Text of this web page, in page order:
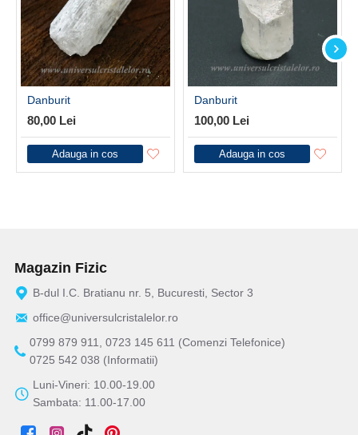
Danburit
80,00 Lei
Adauga in cos
Danburit
100,00 Lei
Adauga in cos
Magazin Fizic
B-dul I.C. Bratianu nr. 5, Bucuresti, Sector 3
office@universulcristalelor.ro
0799 879 911, 0723 145 611 (Comenzi Telefonice)
0725 542 038 (Informatii)
Luni-Vineri: 10.00-19.00
Sambata: 11.00-17.00